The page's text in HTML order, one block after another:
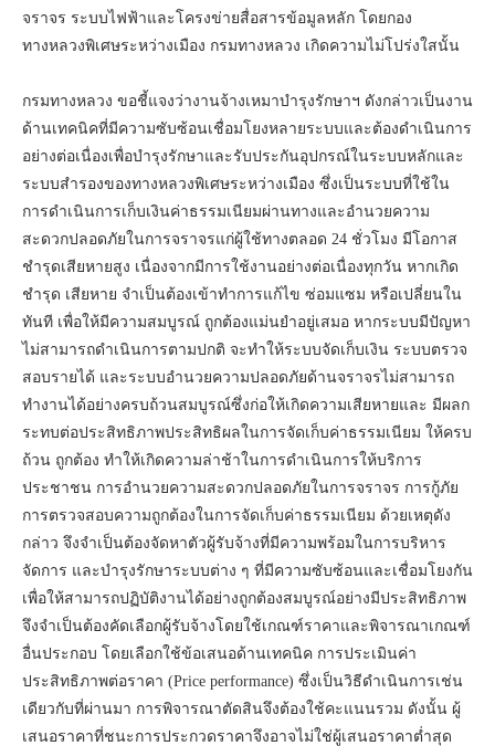
จราจร ระบบไฟฟ้าและโครงข่ายสื่อสารข้อมูลหลัก โดยกอง
ทางหลวงพิเศษระหว่างเมือง กรมทางหลวง เกิดความไม่โปร่งใสนั้น
กรมทางหลวง ขอชี้แจงว่างานจ้างเหมาบำรุงรักษาฯ ดังกล่าวเป็นงาน
ด้านเทคนิคที่มีความซับซ้อนเชื่อมโยงหลายระบบและต้องดำเนินการ
อย่างต่อเนื่องเพื่อบำรุงรักษาและรับประกันอุปกรณ์ในระบบหลักและ
ระบบสำรองของทางหลวงพิเศษระหว่างเมือง ซึ่งเป็นระบบที่ใช้ใน
การดำเนินการเก็บเงินค่าธรรมเนียมผ่านทางและอำนวยความ
สะดวกปลอดภัยในการจราจรแก่ผู้ใช้ทางตลอด 24 ชั่วโมง มีโอกาส
ชำรุดเสียหายสูง เนื่องจากมีการใช้งานอย่างต่อเนื่องทุกวัน หากเกิด
ชำรุด เสียหาย จำเป็นต้องเข้าทำการแก้ไข ซ่อมแซม หรือเปลี่ยนใน
ทันที เพื่อให้มีความสมบูรณ์ ถูกต้องแม่นยำอยู่เสมอ หากระบบมีปัญหา
ไม่สามารถดำเนินการตามปกติ จะทำให้ระบบจัดเก็บเงิน ระบบตรวจ
สอบรายได้ และระบบอำนวยความปลอดภัยด้านจราจรไม่สามารถ
ทำงานได้อย่างครบถ้วนสมบูรณ์ซึ่งก่อให้เกิดความเสียหายและ มีผลก
ระทบต่อประสิทธิภาพประสิทธิผลในการจัดเก็บค่าธรรมเนียม ให้ครบ
ถ้วน ถูกต้อง ทำให้เกิดความล่าช้าในการดำเนินการให้บริการ
ประชาชน การอำนวยความสะดวกปลอดภัยในการจราจร การกู้ภัย
การตรวจสอบความถูกต้องในการจัดเก็บค่าธรรมเนียม ด้วยเหตุดัง
กล่าว จึงจำเป็นต้องจัดหาตัวผู้รับจ้างที่มีความพร้อมในการบริหาร
จัดการ และบำรุงรักษาระบบต่าง ๆ ที่มีความซับซ้อนและเชื่อมโยงกัน
เพื่อให้สามารถปฏิบัติงานได้อย่างถูกต้องสมบูรณ์อย่างมีประสิทธิภาพ
จึงจำเป็นต้องคัดเลือกผู้รับจ้างโดยใช้เกณฑ์ราคาและพิจารณาเกณฑ์
อื่นประกอบ โดยเลือกใช้ข้อเสนอด้านเทคนิค การประเมินค่า
ประสิทธิภาพต่อราคา (Price performance) ซึ่งเป็นวิธีดำเนินการเช่น
เดียวกับที่ผ่านมา การพิจารณาตัดสินจึงต้องใช้คะแนนรวม ดังนั้น ผู้
เสนอราคาที่ชนะการประกวดราคาจึงอาจไม่ใช่ผู้เสนอราคาต่ำสุด